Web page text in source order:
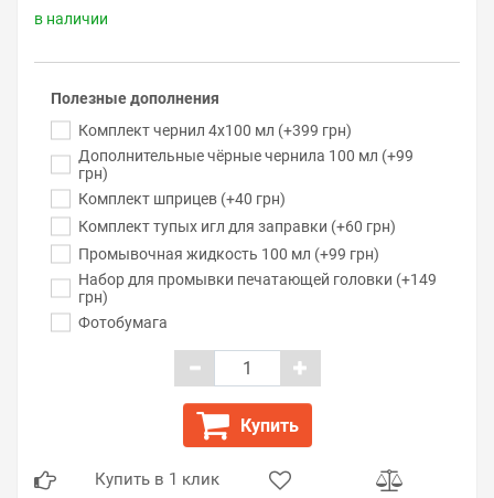
в наличии
Полезные дополнения
Комплект чернил 4x100 мл (+399 грн)
Дополнительные чёрные чернила 100 мл (+99
грн)
Комплект шприцев (+40 грн)
Комплект тупых игл для заправки (+60 грн)
Промывочная жидкость 100 мл (+99 грн)
Набор для промывки печатающей головки (+149
грн)
Фотобумага
Купить
Купить в 1 клик